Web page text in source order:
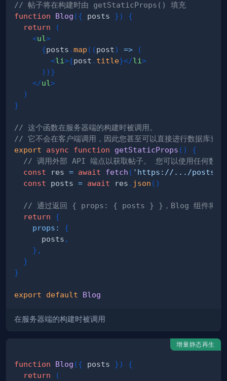
// 帖子将在构建时由 getStaticProps() 填充
function
Blog ({ posts })
{
return
(
<ul>
{posts .map ( (post) =>
(
<li>{post . title}</li>
) ) }
</ul>
)
}
// 这个函数在服务器端的构建时被调用。
// 它不会在客户端调用，因此您甚至可以直接进行数据库查询
export
async function getStaticProps ( )
{
// 调用外部 API 端点以获取帖子。 您可以使用任何数据
const res = await fetch ( 'https://.../posts'
const posts = await res . json ( )
// 通过返回 { props: { posts } }，Blog 组件将在
return
{
props :
{
      posts
,
} ,
}
}
export default Blog
在服务器端的构建时被调用
增量静态再生
function Blog ({ posts })
{
return
(